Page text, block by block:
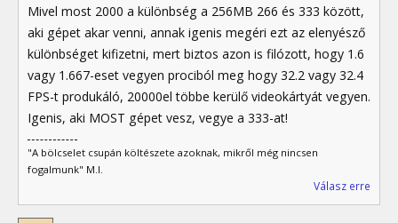
Mivel most 2000 a különbség a 256MB 266 és 333 között,
aki gépet akar venni, annak igenis megéri ezt az elenyésző
különbséget kifizetni, mert biztos azon is filózott, hogy 1.6
vagy 1.667-eset vegyen prociból meg hogy 32.2 vagy 32.4
FPS-t produkáló, 20000el többe kerülő videokártyát vegyen.
Igenis, aki MOST gépet vesz, vegye a 333-at!
"A bölcselet csupán költészete azoknak, mikről még nincsen
fogalmunk" M.I.
Válasz erre